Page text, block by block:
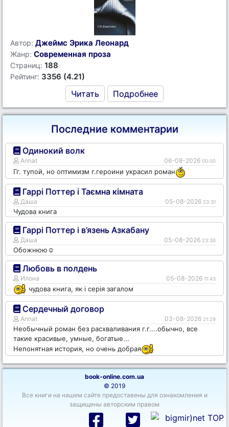
Автор: Джеймс Эрика Леонард
Жанр: Современная проза
Страниц: 188
Рейтинг: 3356 (4.21)
Читать Подробнее
Последние комментарии
Одинокий волк
Annat 06-08-2026 00:00
Гг. тупой, но оптимизм г.героини украсил роман
Гаррі Поттер і Таємна кімната
Даша 05-08-2026 23:31
Чудова книга
Гаррі Поттер і в’язень Азкабану
Даша 05-08-2026 23:30
Обожнюю☺️
Любовь в полдень
Илона 05-08-2026 11:43
чудова книга, як і серія загалом
Сердечный договор
Annat 03-08-2026 21:29
Необычный роман без расхваливания г.г....обычно, все
такие красивые, умные, богатые...
Непонятная история, но очень добрая
book-online.com.ua
© 2019
Все книги на нашем сайте предоставены для ознакомления и
защищены авторским правом